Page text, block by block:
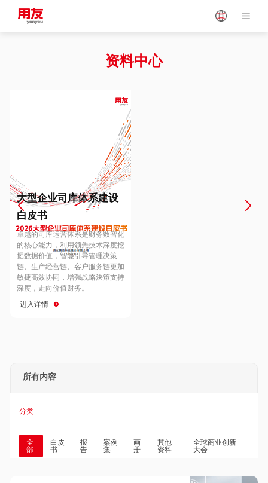
Vietnam
Europe
Hungary
Hong Kong
资料中心
大型企业司库体系建设
白皮书
卓越的司库运营体系是财务数智化
的核心能力，利用领先技术深度挖
掘数据价值，智能引导管理决策
链、生产经营链、客户服务链更加
敏捷高效协同，增强战略決策支持
深度，走向价值财务。
进入详情
所有内容
分类
全
部
白皮
书
报
告
案例
集
画
册
其他
资料
全球商业创新
大会